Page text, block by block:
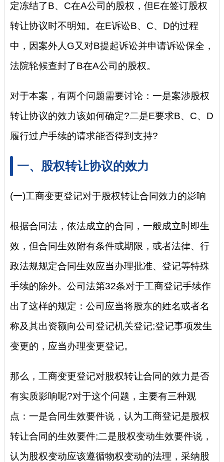
定冻结了B、C在A公司的股权，但E在签订股权
转让协议时不明知。在E诉讼B、C、D的过程
中，因案外人G又对B提起诉讼并申请诉讼保全，
法院轮候查封了B在A公司的股权。
对于本案，有两个问题需要讨论：一是案涉股权
转让协议的效力该如何确定?二是E要求B、C、D
履行过户手续的请求能否得到支持?
一、股权转让协议的效力
(一)工商变更登记对于股权转让合同效力的影响
根据合同法，依法成立的合同，一般成立时即生
效，但合同生效附有条件或期限，或者法律、行
政法规规定合同生效应当办理批准、登记等特殊
手续的除外。公司法第32条对于工商登记手续作
出了这样的规定：公司应当将股东的姓名或者名
称及其出资额向公司登记机关登记;登记事项发生
变更的，应当办理变更登记。
那么，工商变更登记对股权转让合同的效力是否
有实质影响呢?对于这个问题，主要有三种观
点：一是合同生效要件说，认为工商登记是股权
转让合同的生效要件;二是股权变动生效要件说，
认为股权变动应该遵循物权变动的法理，采纳股